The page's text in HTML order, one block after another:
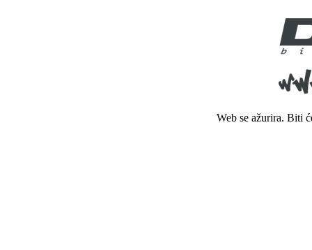
Web se ažurira. Biti